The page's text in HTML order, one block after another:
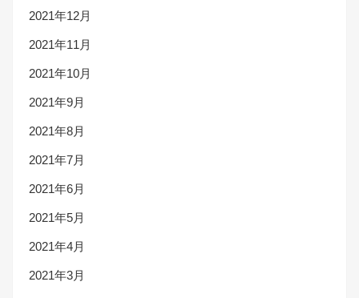
2021年12月
2021年11月
2021年10月
2021年9月
2021年8月
2021年7月
2021年6月
2021年5月
2021年4月
2021年3月